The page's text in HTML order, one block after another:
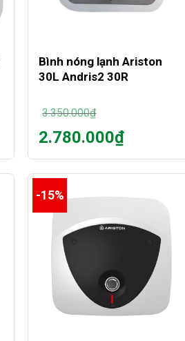
Bình nóng lạnh Ariston
30L Andris2 30R
3.350.000₫
Giá
gốc
là:
2.780.000₫
tại
là:
2.780.000₫.
-15%